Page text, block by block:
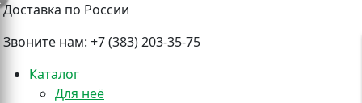
Доставка по России
Звоните нам: +7 (383) 203-35-75
Каталог
Для неё